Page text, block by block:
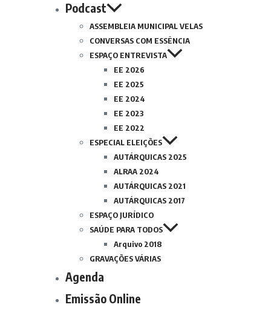
Podcast
ASSEMBLEIA MUNICIPAL VELAS
CONVERSAS COM ESSÊNCIA
ESPAÇO ENTREVISTA
EE 2026
EE 2025
EE 2024
EE 2023
EE 2022
ESPECIAL ELEIÇÕES
AUTÁRQUICAS 2025
ALRAA 2024
AUTÁRQUICAS 2021
AUTÁRQUICAS 2017
ESPAÇO JURÍDICO
SAÚDE PARA TODOS
Arquivo 2018
GRAVAÇÕES VÁRIAS
Agenda
Emissão Online